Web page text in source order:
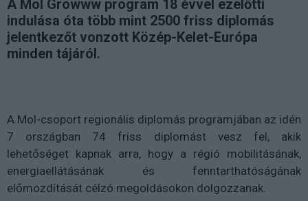
A Mol Growww program 18 évvel ezelőtti
indulása óta több mint 2500 friss diplomás
jelentkezőt vonzott Közép-Kelet-Európa
minden tájáról.
A Mol-csoport regionális diplomás programjában az idén
7 országban 74 friss diplomást vesz fel, akik
lehetőséget kapnak arra, hogy a régió mobilitásának,
energiaellátásának és fenntarthatóságának
előmozdítását célzó megoldásokon dolgozzanak.